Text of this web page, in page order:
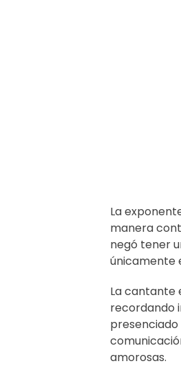
La
manera
negó tener
únicamente
La cantante
recordando
amorosas.